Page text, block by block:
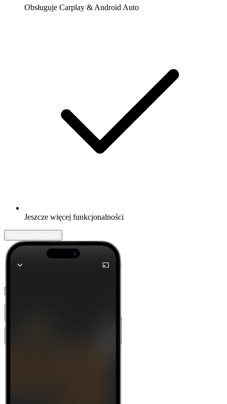
Obsługuje Carplay & Android Auto
Jeszcze więcej funkcjonalności